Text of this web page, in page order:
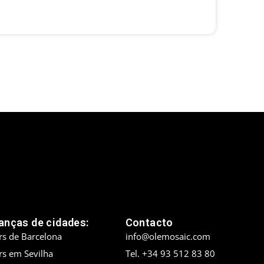
de cidades:
de Barcelona
em Sevilha
Contacto
info@olemosaic.com
Tel. +34 93 512 83 80